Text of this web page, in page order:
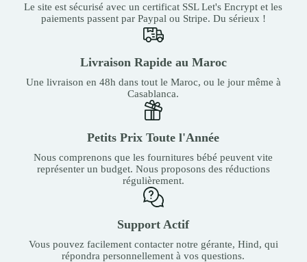
Le site est sécurisé avec un certificat SSL Let's Encrypt et les
paiements passent par Paypal ou Stripe. Du sérieux !
Livraison Rapide au Maroc
Une livraison en 48h dans tout le Maroc, ou le jour même à
Casablanca.
Petits Prix Toute l'Année
Nous comprenons que les fournitures bébé peuvent vite
représenter un budget. Nous proposons des réductions
régulièrement.
Support Actif
Vous pouvez facilement contacter notre gérante, Hind, qui
répondra personnellement à vos questions.